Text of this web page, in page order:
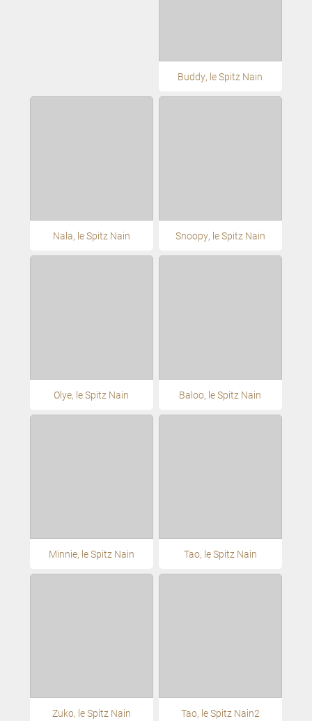
Buddy, le Spitz Nain
Nala, le Spitz Nain Snoopy, le Spitz Nain
Olye, le Spitz Nain Baloo, le Spitz Nain
Minnie, le Spitz Nain Tao, le Spitz Nain
Zuko, le Spitz Nain Tao, le Spitz Nain2